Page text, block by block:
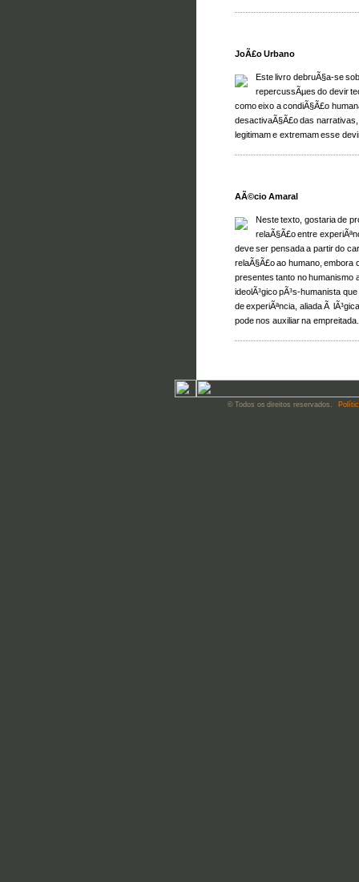
JoÃ£o Urbano
Este livro debruÃ§a-se
repercussÃµes do devir
como eixo a condiÃ§Ã£o
desactivaÃ§Ã£o das
legitimam e extremam esse
AÃ©cio Amaral
Neste texto, gostaria de
relaÃ§Ã£o entre
deve ser pensada a partir do
relaÃ§Ã£o ao humano, embora
presentes tanto no humanismo
ideolÃ³gico pÃ³s-humanista
de experiÃªncia, aliada Ã
pode nos auxiliar na
© Todos os direitos reservados.